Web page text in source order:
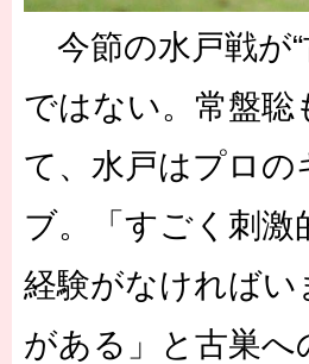
今節の水戸戦が
ではない。常盤
て、水戸はプロ
ブ。「すごく刺
経験がなければ
がある」と古巣